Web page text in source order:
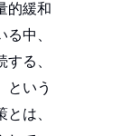
的緩和
中、
る、
という
は、